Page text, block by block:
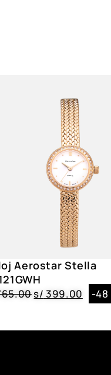
Aerostar Stella
s/ 399.00 -48